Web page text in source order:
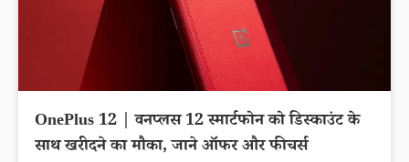
OnePlus 12 | वनप्लस 12 स्मार्टफोन को डिस्काउंट के
साथ खरीदने का मौका, जाने ऑफर और फीचर्स